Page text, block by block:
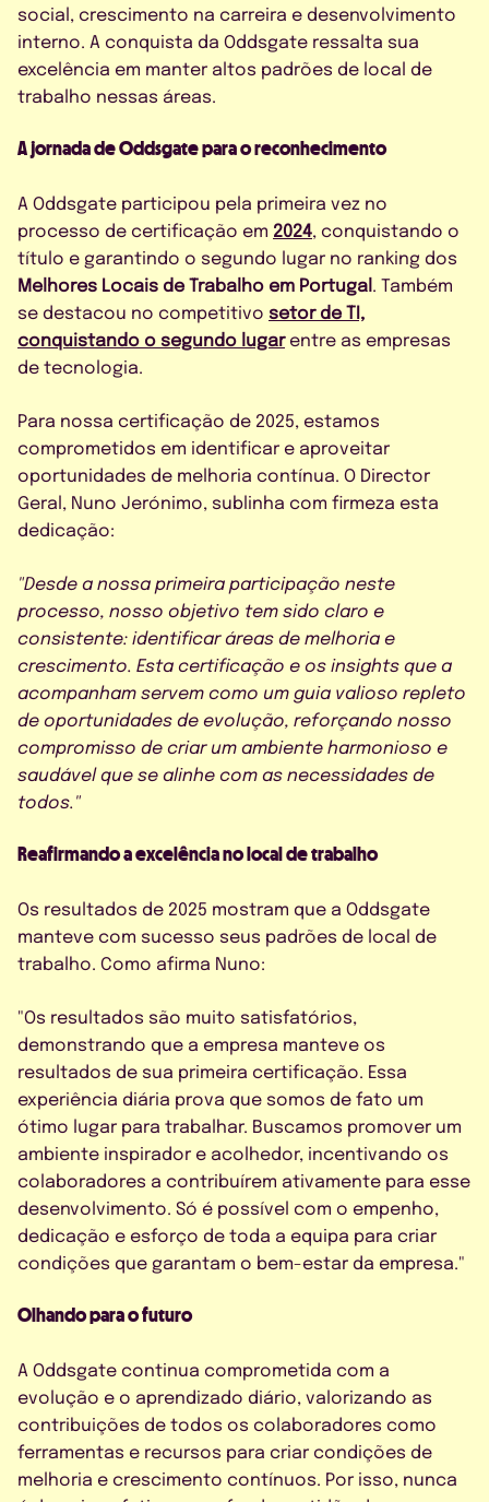
social, crescimento na carreira e desenvolvimento
interno. A conquista da Oddsgate ressalta sua
excelência em manter altos padrões de local de
trabalho nessas áreas.
A jornada de Oddsgate para o reconhecimento
A Oddsgate participou pela primeira vez no
processo de certificação em 2024, conquistando o
título e garantindo o segundo lugar no ranking dos
Melhores Locais de Trabalho em Portugal. Também
se destacou no competitivo setor de TI,
conquistando o segundo lugarentre as empresas
de tecnologia.
Para nossa certificação de 2025, estamos
comprometidos em identificar e aproveitar
oportunidades de melhoria contínua. O Director
Geral, Nuno Jerónimo, sublinha com firmeza esta
dedicação:
"Desde a nossa primeira participação neste
processo, nosso objetivo tem sido claro e
consistente: identificar áreas de melhoria e
crescimento. Esta certificação e os insights que a
acompanham servem como um guia valioso repleto
de oportunidades de evolução, reforçando nosso
compromisso de criar um ambiente harmonioso e
saudável que se alinhe com as necessidades de
todos."
Reafirmando a excelência no local de trabalho
Os resultados de 2025 mostram que a Oddsgate
manteve com sucesso seus padrões de local de
trabalho. Como afirma Nuno:
"Os resultados são muito satisfatórios,
demonstrando que a empresa manteve os
resultados de sua primeira certificação. Essa
experiência diária prova que somos de fato um
ótimo lugar para trabalhar. Buscamos promover um
ambiente inspirador e acolhedor, incentivando os
colaboradores a contribuírem ativamente para esse
desenvolvimento. Só é possível com o empenho,
dedicação e esforço de toda a equipa para criar
condições que garantam o bem-estar da empresa."
Olhando para o futuro
A Oddsgate continua comprometida com a
evolução e o aprendizado diário, valorizando as
contribuições de todos os colaboradores como
ferramentas e recursos para criar condições de
melhoria e crescimento contínuos. Por isso, nunca